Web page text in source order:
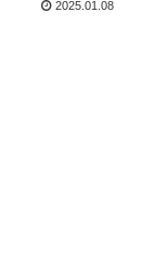
2025.01.08